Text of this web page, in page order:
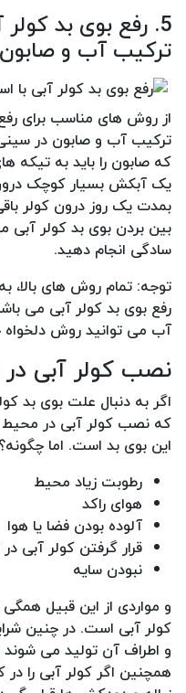
5. رفع بوی بد
ترکیب آب و صابون
از روش های مناسب برای
ترکیب آب و صابون در
که صابون را باید به تیکه
یک آبکش بسیار کوچک درون
بمدت یک روز درون کولر
بین بردن بوی بد کولر آبی
سادگی انجام دهید.
توجه: تمام روش های بالا،
رفع بوی بد کولر آبی می
آب می توانید روش دلخواه
نصب کولر آبی
اگر به دنبال علت بوی بد
که نصب کولر آبی در محیط
این بوی بد است. اما چگونه؟
رطوبت زیاد محیط
هوای راکد
آلوده بودن فضا یا هوا
قرار گرفتن کولر آبی
نبودن سایه
و مواردی از این قبیل همگی
کولر آبی است. در چنین
و اطراف آن تولید می
همچنین اگر کولر آبی را در